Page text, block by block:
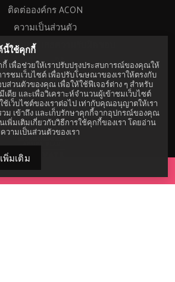
ติดต่อองค์กร ACON
ความเป็นส่วนตัว
ความปฏิเสธความรับผิดชอบ
เงื่อนไขการใช้งาน
แผนผังเว็บไซต์
รยอมรับเจ้าของที่ดินดั้งเดิมที่เรามาตั้งดำเนิน
เวลส์ และเราขอเตือนความจำประชาชนว่า
ดเครื่องมือของคุณ
นี้ใช้คุกกี้
กี้ เพื่อช่วยให้เราปรับปรุงประสบการณ์ของคุณให้
รชมเว็บไซต์ เพื่อปรับโฆษณาของเราให้ตรงกับ
ส่วนตัวของคุณ เพื่อให้ใช้ฟีเจอร์ต่าง ๆ สำหรับ
เดีย และเพื่อวิเคราะห์จำนวนผู้เข้าชมเว็บไซต์
ช้เว็บไซต์ของเราต่อไป เท่ากับคุณอนุญาตให้เรา
วม เข้าถึง และเก็บรักษาคุกกี้จากอุปกรณ์ของคุณ
เพิ่มเติมเกี่ยวกับวิธีการใช้คุกกี้ของเรา โดยอ่าน
วามเป็นส่วนตัวของเรา
พิ่มเติม